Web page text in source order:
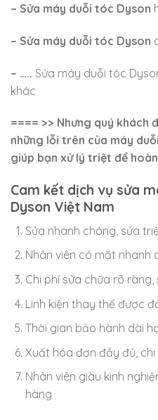
– Sửa máy duỗi tóc Dyson
– Sửa máy duỗi tóc Dyson
– ….. Sửa máy duỗi tóc
khác
==== >> Nhưng quý
những lỗi trên của máy
giúp bạn xử lý triệt để
Cam kết dịch vụ sửa
Dyson Việt Nam
Sửa nhanh chóng, sửa
Nhân viên có mặt nhanh
Chi phí sửa chữa rõ ràng,
Linh kiện thay thế được
Thời gian bảo hành dài
Xuất hóa đơn đầy đủ, chi
Nhân viên giàu kinh
hàng